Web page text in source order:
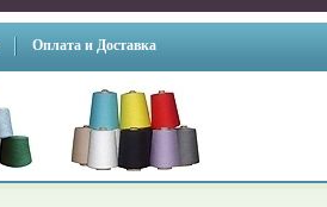
Оплата и Доставка